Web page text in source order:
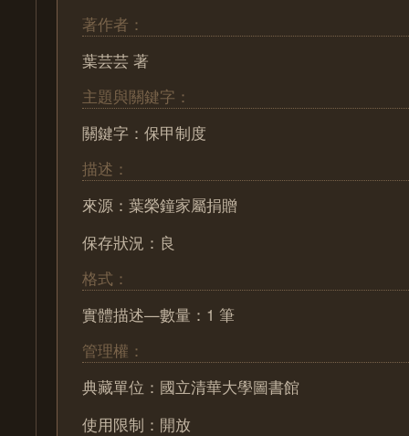
著作者：
葉芸芸 著
主題與關鍵字：
關鍵字：保甲制度
描述：
來源：葉榮鐘家屬捐贈
保存狀況：良
格式：
實體描述—數量：1 筆
管理權：
典藏單位：國立清華大學圖書館
使用限制：開放